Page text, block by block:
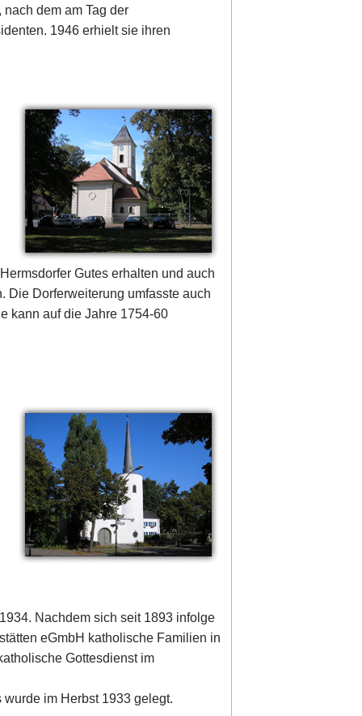
dem am Tag der
1946 erhielt sie ihren
Gutes erhalten und auch
Die Dorferweiterung umfasste auch
kann auf die Jahre 1754-60
Nachdem sich seit 1893 infolge
eGmbH katholische Familien in
Gottesdienst im
im Herbst 1933 gelegt.